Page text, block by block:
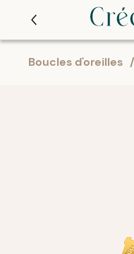
Boucles d'oreilles /